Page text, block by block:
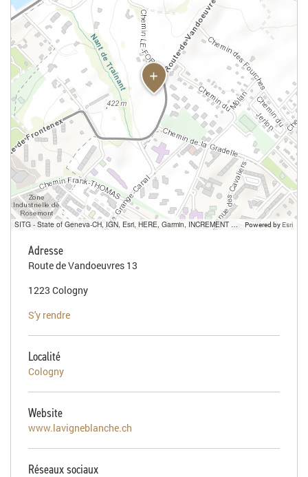
SITG - State of Geneva-CH, IGN, Esri, HERE, Garmin, INCREMENT P, USGS, METI/NASA Powered byEsri
Adresse
Route de Vandoeuvres 13
1223 Cologny
S'y rendre
Localité
Cologny
Website
www.lavigneblanche.ch
Réseaux sociaux